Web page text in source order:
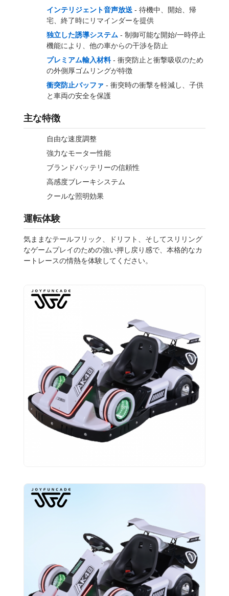
インテリジェント音声放送 - 待機中、開始、帰
宅、終了時にリマインダーを提供
独立した誘導システム - 制御可能な開始/一時停止
機能により、他の車からの干渉を防止
プレミアム輸入材料- 衝突防止と衝撃吸収のため
の外側厚ゴムリングが特徴
衝突防止バッファ - 衝突時の衝撃を軽減し、子供
と車両の安全を保護
主な特徴
自由な速度調整
強力なモーター性能
ブランドバッテリーの信頼性
高感度ブレーキシステム
クールな照明効果
運転体験
気ままなテールフリック、ドリフト、そしてスリリング
なゲームプレイのための強い押し戻り感で、本格的なカ
ートレースの情熱を体験してください。